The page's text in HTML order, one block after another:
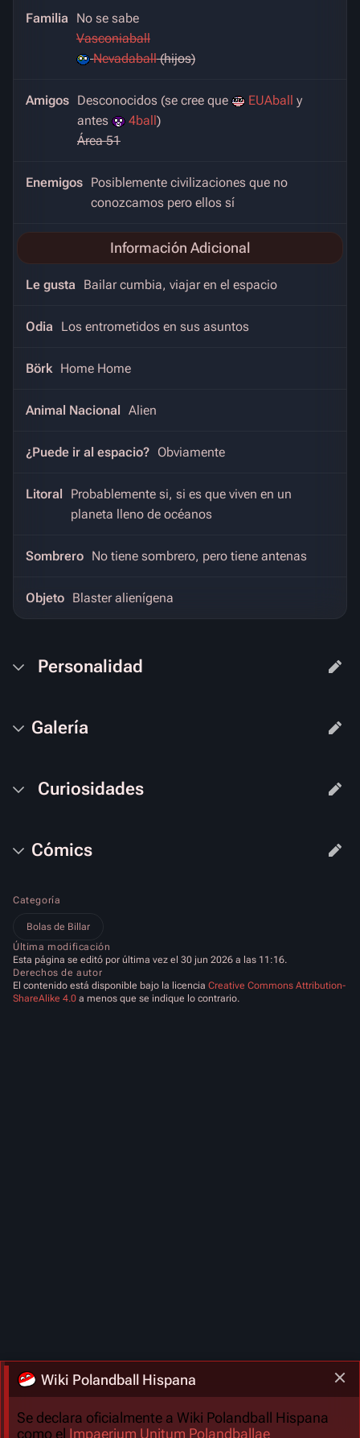
Wiki Polandball Hispana
Se declara oficialmente a Wiki Polandball Hispana
como el Impaerium Unitum Polandballae
Familia No se sabe
Vasconiaball
Nevadaball(hijos)
Amigos Desconocidos (se cree que EUAball y
antes
4ball)
Área 51
Enemigos Posiblemente civilizaciones que no
conozcamos pero ellos sí
Información Adicional
Le gusta Bailar cumbia, viajar en el espacio
Odia Los entrometidos en sus asuntos
Börk Home Home
Animal Nacional Alien
¿Puede ir al espacio? Obviamente
Litoral
Probablemente si, si es que viven en un
planeta lleno de océanos
Sombrero No tiene sombrero, pero tiene antenas
Objeto Blaster alienígena
Personalidad
Galería
Curiosidades
Cómics
Categoría
Bolas de Billar
Última modificación
Esta página se editó por última vez el 30 jun 2026 a las 11:16.
Derechos de autor
El contenido está disponible bajo la licencia Creative Commons Attribution-
ShareAlike 4.0 a menos que se indique lo contrario.